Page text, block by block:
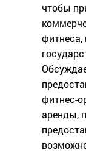
чтобы
фитнеса,
фитнес-
аренды,